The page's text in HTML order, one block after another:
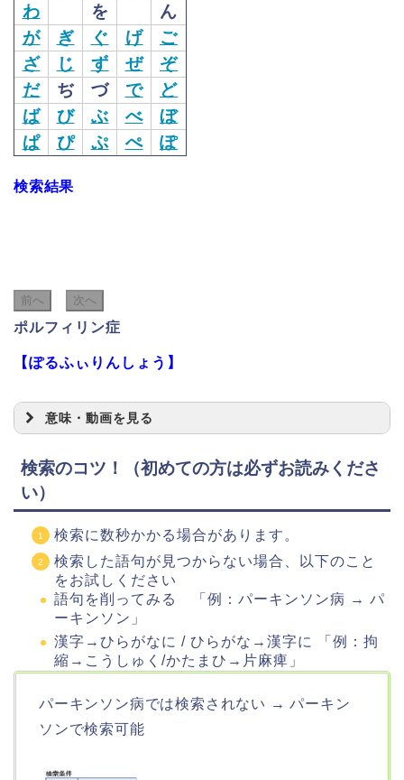
わ
を
ん
が
ぎ ぐ げ
ご
ざ
じ ず ぜ
ぞ
だ
ぢ づ で
ど
ば
び ぶ べ
ぼ
ぱ
ぴ ぷ ぺ ぽ
検索結果
前へ 次へ
ポルフィリン症
【ぽるふぃりんしょう】
意味・動画を見る
検索のコツ！（初めての方は必ずお読みくださ
い）
検索に数秒かかる場合があります。
検索した語句が見つからない場合、以下のこと
をお試しください
語句を削ってみる 「例：パーキンソン病 → パ
ーキンソン」
漢字→ひらがなに / ひらがな→漢字に 「例：拘
縮→こうしゅく/かたまひ→片麻痺」
パーキンソン病では検索されない → パーキン
ソンで検索可能